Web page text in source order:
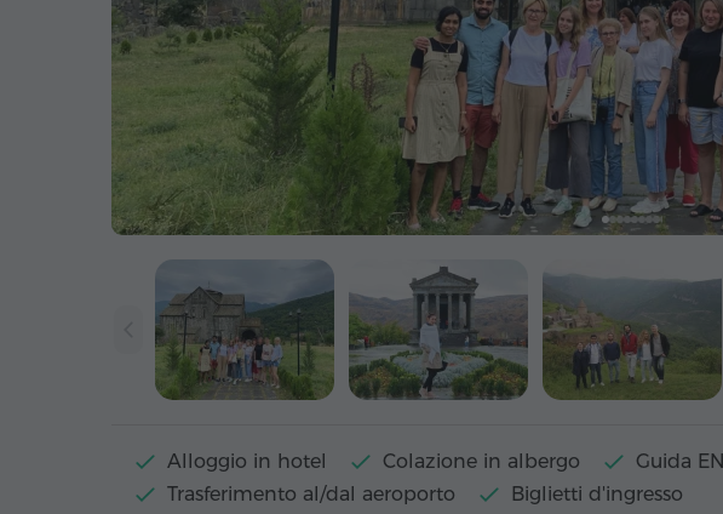
Alloggio in hotel Colazione in albergo
Guida
Trasferimento al/dal aeroporto
Biglietti d'ingresso